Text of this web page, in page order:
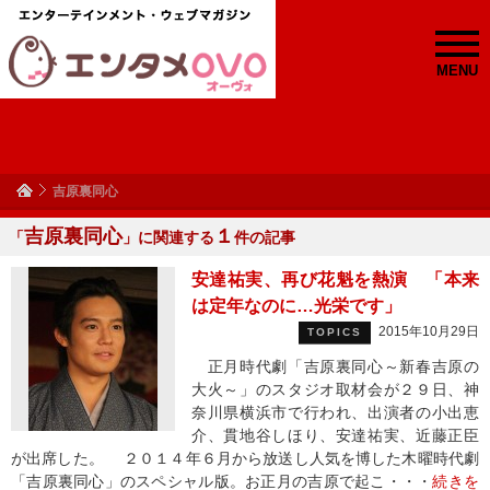
MENU
吉原裏同心
「吉原裏同心」に関連する １ 件の記事
安達祐実、再び花魁を熱演 「本来
は定年なのに…光栄です」
TOPICS 2015年10月29日
正月時代劇「吉原裏同心～新春吉原の
大火～」のスタジオ取材会が２９日、神
奈川県横浜市で行われ、出演者の小出恵
介、貫地谷しほり、安達祐実、近藤正臣
が出席した。 ２０１４年６月から放送し人気を博した木曜時代劇
「吉原裏同心」のスペシャル版。お正月の吉原で起こ・・・続きを